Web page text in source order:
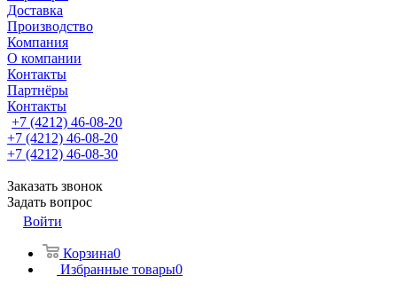
Доставка
Производство
Компания
О компании
Контакты
Партнёры
Контакты
+7 (4212) 46-08-20
+7 (4212) 46-08-20
+7 (4212) 46-08-30
Заказать звонок
Задать вопрос
Войти
Корзина0
Избранные товары0